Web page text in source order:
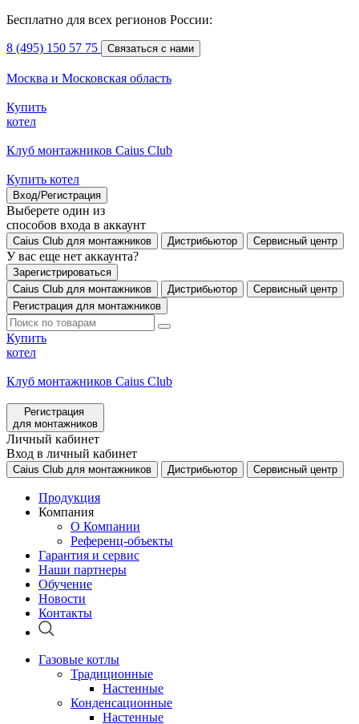
Бесплатно для всех регионов России:
8 (495) 150 57 75 Связаться с нами
Москва и Московская область
Купить
котел
Клуб монтажников Caius Club
Купить котел
Вход/Регистрация
Выберете один из
способов входа в аккаунт
Caius Club для монтажников Дистрибьютор Сервисный центр
У вас еще нет аккаунта?
Зарегистрироваться
Caius Club для монтажников
Дистрибьютор
Сервисный центр
Регистрация для монтажников
Купить
котел
Клуб монтажников Caius Club
Регистрация
для монтажников
Личный кабинет
Вход в личный кабинет
Caius Club для монтажников Дистрибьютор Сервисный центр
Продукция
Компания
О Компании
Референц-объекты
Гарантия и сервис
Наши партнеры
Обучение
Новости
Контакты
Газовые котлы
Традиционные
Настенные
Конденсационные
Настенные